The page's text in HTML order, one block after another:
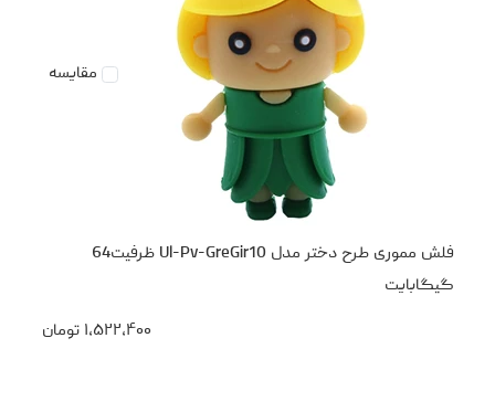
مقایسه
فلش مموری طرح دختر مدل Ul-Pv-GreGir10 ظرفیت64
گیگابایت
۱،۵۲۲،۴۰۰ تومان